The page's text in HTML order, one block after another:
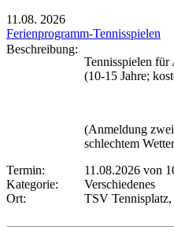
11.08. 2026
Ferienprogramm-Tennisspielen
Beschreibung:
Tennisspielen für
(10-15 Jahre;
(Anmeldung
schlechtem
Termin:
11.08.2026 von
Kategorie:
Verschiedenes
Ort:
TSV Tennisplatz,